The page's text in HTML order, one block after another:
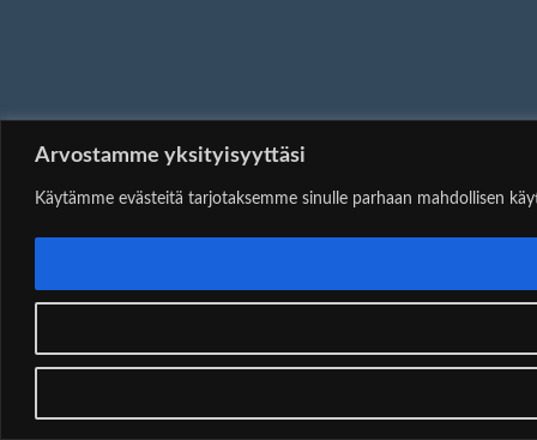
Arvostamme yksityisyyttäsi
Käytämme evästeitä tarjotaksemme sinulle parhaan mahdollisen